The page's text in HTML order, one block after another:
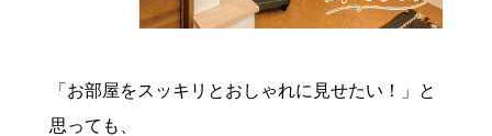
「お部屋をスッキリとおしゃれに見せたい！」と
思っても、